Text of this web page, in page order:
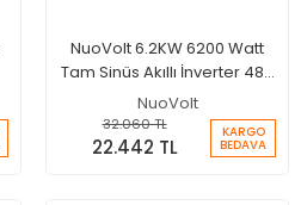
NuoVolt 6.2KW 6200 Watt
Tam Sinüs Akıllı İnverter 48V
120A MPPT Şarjlı İnverter
NuoVolt
32.060 TL
22.442 TL
KARGO
BEDAVA